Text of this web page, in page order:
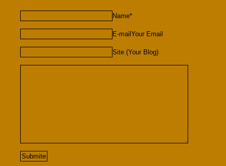
Name*
E-mailYour Email
Site (Your Blog)